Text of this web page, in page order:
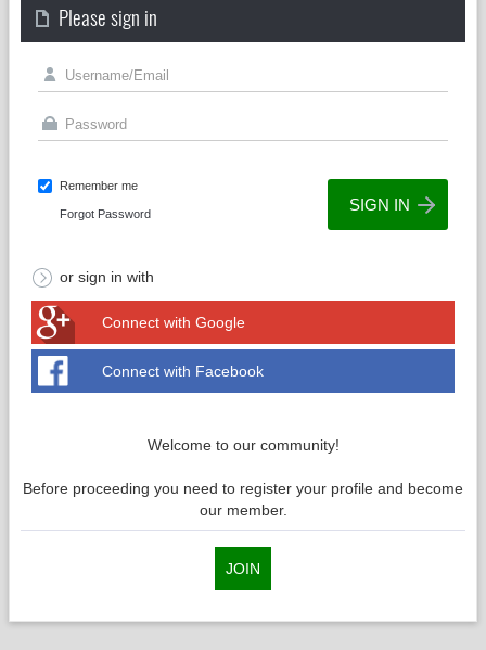
Please sign in
Remember me
Forgot Password
or sign in with
Connect with Google
Connect with Facebook
Welcome to our community!
Before proceeding you need to register your profile and become
our member.
JOIN